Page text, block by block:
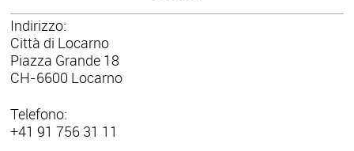
Indirizzo:
Città di Locarno
Piazza Grande 18
CH-6600 Locarno
Telefono:
+41 91 756 31 11